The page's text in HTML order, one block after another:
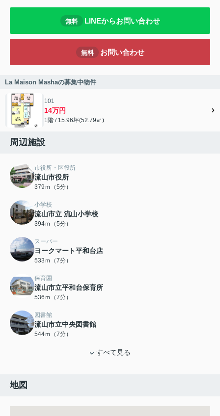
無料 LINEからお問い合わせ
無料 お問い合わせ
La Maison Mashaの募集中物件
101
14万円
1階 / 15.96坪(52.79㎡)
周辺施設
市役所・区役所
流山市役所
379ｍ（5分）
小学校
流山市立 流山小学校
394ｍ（5分）
スーパー
ヨークマート平和台店
533ｍ（7分）
保育園
流山市立平和台保育所
536ｍ（7分）
図書館
流山市立中央図書館
544ｍ（7分）
すべて見る
地図